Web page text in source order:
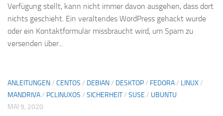
Verfügung stellt, kann nicht immer davon ausgehen, dass dort
nichts geschieht. Ein veraltendes WordPress gehackt wurde
oder ein Kontaktformular missbraucht wird, um Spam zu
versenden über...
ANLEITUNGEN/ CENTOS / DEBIAN/ DESKTOP/ FEDORA/ LINUX/
MANDRIVA/ PCLINUXOS / SICHERHEIT/ SUSE / UBUNTU
MAI 9, 2020